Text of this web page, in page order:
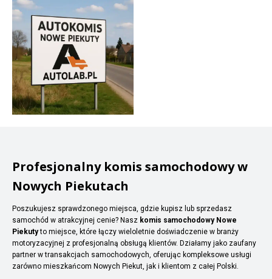
Profesjonalny komis samochodowy w
Nowych Piekutach
Poszukujesz sprawdzonego miejsca, gdzie kupisz lub sprzedasz
samochód w atrakcyjnej cenie? Nasz komis samochodowy Nowe
Piekutyto miejsce, które łączy wieloletnie doświadczenie w branży
motoryzacyjnej z profesjonalną obsługą klientów. Działamy jako zaufany
partner w transakcjach samochodowych, oferując kompleksowe usługi
zarówno mieszkańcom Nowych Piekut, jak i klientom z całej Polski.